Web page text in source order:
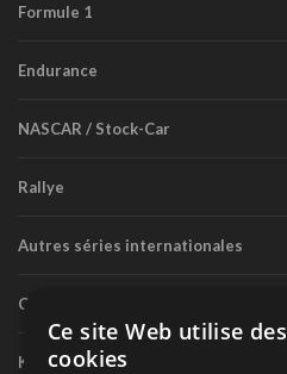
Formule 1
Endurance
NASCAR / Stock-Car
Rallye
Autres séries internationales
Circuit routier canadien
Karting
Ce site Web utilise des
cookies